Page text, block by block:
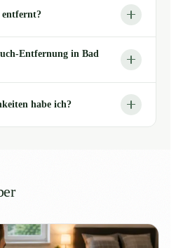
Entfernung in Bad
habe ich?